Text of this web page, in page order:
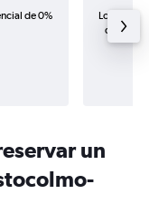
de 0%
Los
de
un